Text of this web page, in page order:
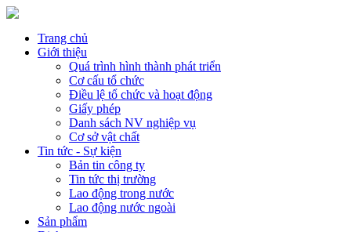
Trang chủ
Giới thiệu
Quá trình hình thành phát triển
Cơ cấu tổ chức
Điều lệ tổ chức và hoạt động
Giấy phép
Danh sách NV nghiệp vụ
Cơ sở vật chất
Tin tức - Sự kiện
Bản tin công ty
Tin tức thị trường
Lao động trong nước
Lao động nước ngoài
Sản phẩm